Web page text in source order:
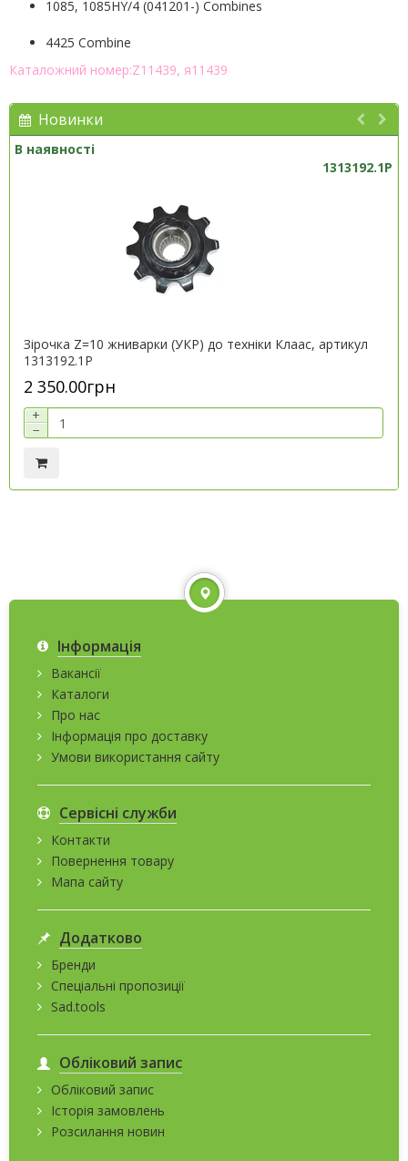
1085, 1085HY/4 (041201-) Combines
4425 Combine
Каталожний номер:Z11439, я11439
Новинки
В наявності
1313192.1P
Зірочка Z=10 жниварки (УКР) до техніки Клаас, артикул
1313192.1P
2 350.00грн
+
−
Інформація
Вакансії
Каталоги
Про нас
Інформація про доставку
Умови використання сайту
Сервісні служби
Контакти
Повернення товару
Мапа сайту
Додатково
Бренди
Спеціальні пропозиції
Sad.tools
Обліковий запис
Обліковий запис
Історія замовлень
Розсилання новин